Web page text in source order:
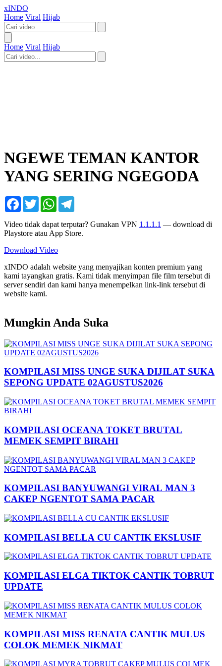
xINDO
Home Viral Hijab
Home Viral Hijab
NGEWE TEMAN KANTOR
YANG SERING NGEGODA
Facebook
TwitterWhatsApp
Video tidak dapat terputar? Gunakan VPN 1.1.1.1 — download di
Playstore atau App Store.
Download Video
xINDO adalah website yang menyajikan konten premium yang
kami tayangkan gratis. Kami tidak menyimpan file film tersebut di
server sendiri dan kami hanya menempelkan link-link tersebut di
website kami.
Mungkin Anda Suka
KOMPILASI MISS UNGE SUKA DIJILAT SUKA
SEPONG UPDATE 02AGUSTUS2026
KOMPILASI OCEANA TOKET BRUTAL
MEMEK SEMPIT BIRAHI
KOMPILASI BANYUWANGI VIRAL MAN 3
CAKEP NGENTOT SAMA PACAR
KOMPILASI BELLA CU CANTIK EKSLUSIF
KOMPILASI ELGA TIKTOK CANTIK TOBRUT
UPDATE
KOMPILASI MISS RENATA CANTIK MULUS
COLOK MEMEK NIKMAT